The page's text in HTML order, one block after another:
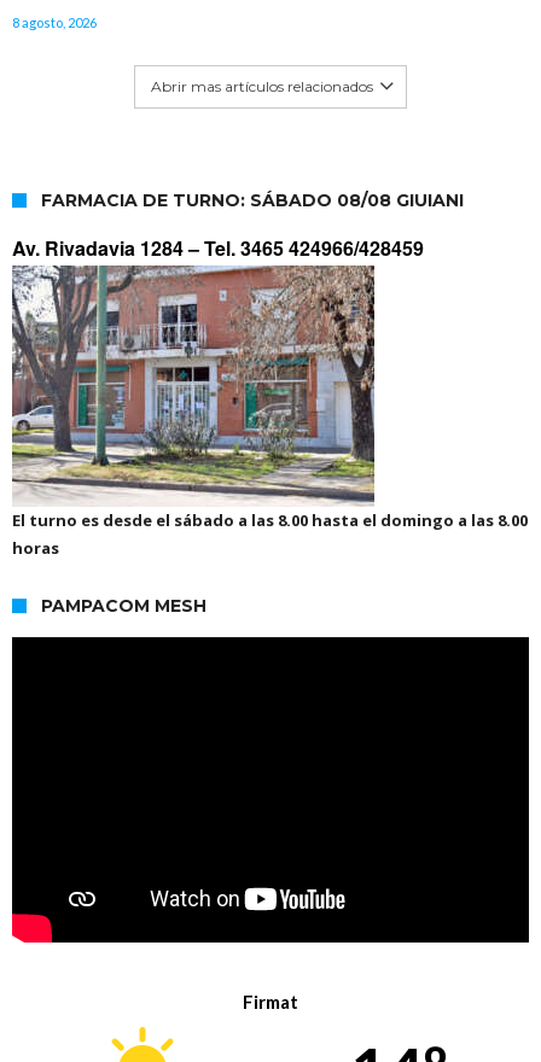
8 agosto, 2026
Abrir mas artículos relacionados
FARMACIA DE TURNO: SÁBADO 08/08 GIUIANI
Av. Rivadavia 1284 –Tel. 3465 424966/428459
El turno es desde el sábado a las 8.00 hasta el domingo a las 8.00
horas
PAMPACOM MESH
Firmat